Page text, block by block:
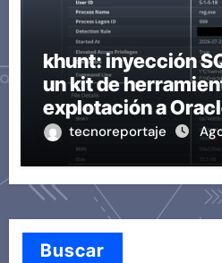
khunt: inyección
un kit de
explotación a
tecnoreportaje
Buscar